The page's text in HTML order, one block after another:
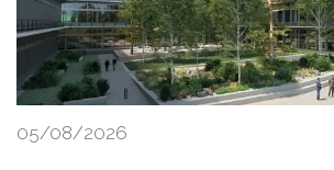
05/08/2026